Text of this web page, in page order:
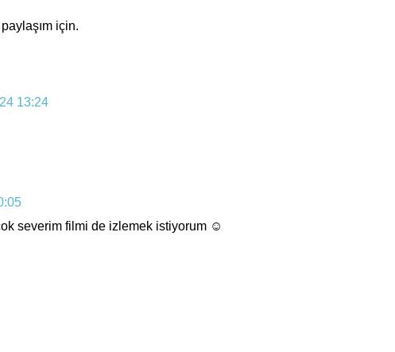
için.
13:24
severim filmi de izlemek istiyorum ☺️